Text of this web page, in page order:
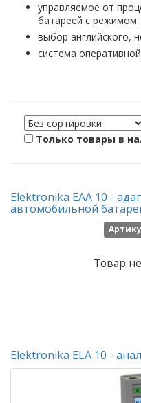
управляемое от
батареей с режимом
выбор английского,
система
Только товары в
Elektronika EAA 10 -
автомобильной
Товар
Elektronika ELA 10 -